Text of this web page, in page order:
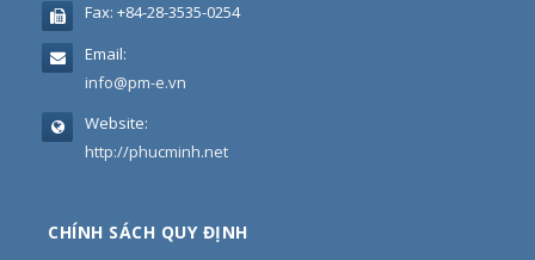
Fax: +84-28-3535-0254
Email:
info@pm-e.vn
Website:
http://phucminh.net
CHÍNH SÁCH QUY ĐỊNH